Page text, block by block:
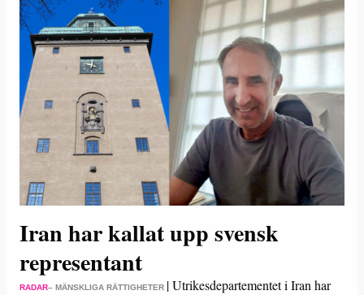
Iran har kallat upp svensk
representant
RADAR– MÄNSKLIGA RÄTTIGHETER |Utrikesdepartementet i Iran har